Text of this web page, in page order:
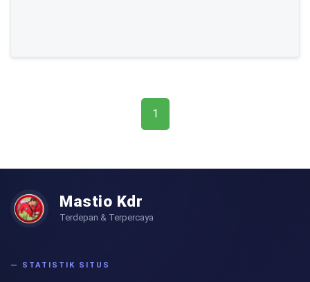
1
Mastio Kdr
Terdepan & Terpercaya
— STATISTIK SITUS